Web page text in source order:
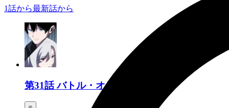
1話から最新話から
第31話 バトル・オリンピア②